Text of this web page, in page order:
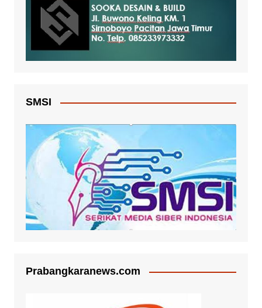
SMSI
Prabangkaranews.com